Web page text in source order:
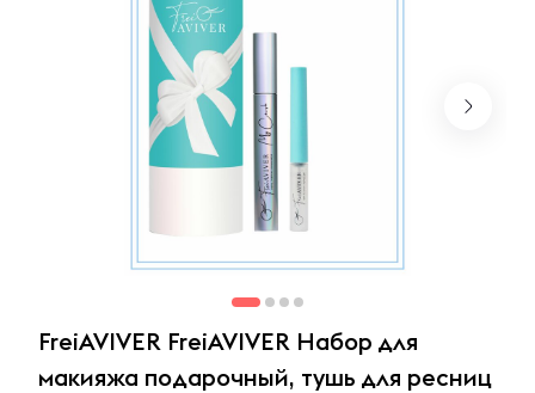
FreiAVIVER FreiAVIVER Набор для
макияжа подарочный, тушь для ресниц